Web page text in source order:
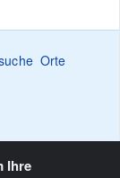
Orte
Ihre